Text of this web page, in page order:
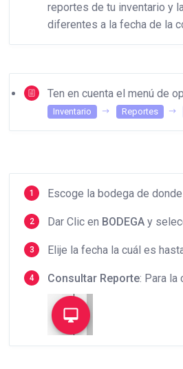
reportes de tu inventario y
diferentes a la fecha de la
Ten en cuenta el menú de
Inventario Reportes
Escoge la bodega de
Dar Clic en BODEGA y
Elije la fecha la cuál es
Consultar Reporte: Para la